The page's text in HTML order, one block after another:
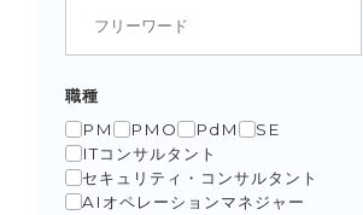
職種
PM
PMO PdM
SE
ITコンサルタント
セキュリティ・コンサルタント
AIオペレーションマネジャー